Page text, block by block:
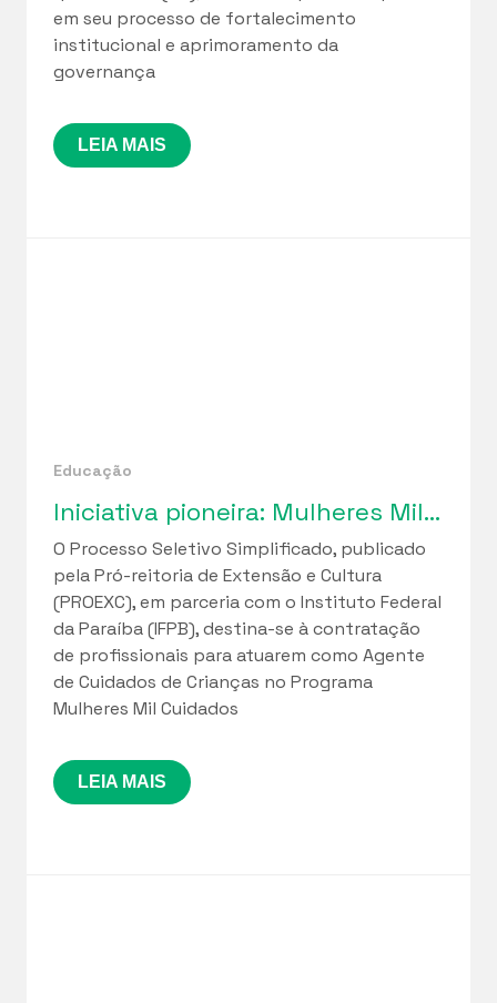
em seu processo de fortalecimento
institucional e aprimoramento da
governança
LEIA MAIS
Educação
Iniciativa pioneira: Mulheres Mil Cuidados lança seleção de profissionais para implantação de Cuidotecas na Paraíba
O Processo Seletivo Simplificado, publicado
pela Pró-reitoria de Extensão e Cultura
(PROEXC), em parceria com o Instituto Federal
da Paraíba (IFPB), destina-se à contratação
de profissionais para atuarem como Agente
de Cuidados de Crianças no Programa
Mulheres Mil Cuidados
LEIA MAIS